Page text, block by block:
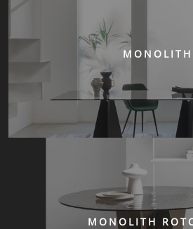
MONOLITH
MONOLITH